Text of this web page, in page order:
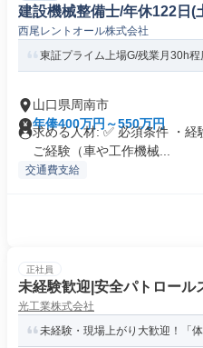
建設機械整備士/年休122日(
西尾レントオール株式会社
東証プライム上場G/残業月30h
山口県周南市
年俸400万円～550万円
求める人材: ✅ 必須条件 ・
ご経験（車や工作機械...
交通費支給
正社員
未経験歓迎|安全パトロール
光工業株式会社
未経験・現場上がり大歓迎！「